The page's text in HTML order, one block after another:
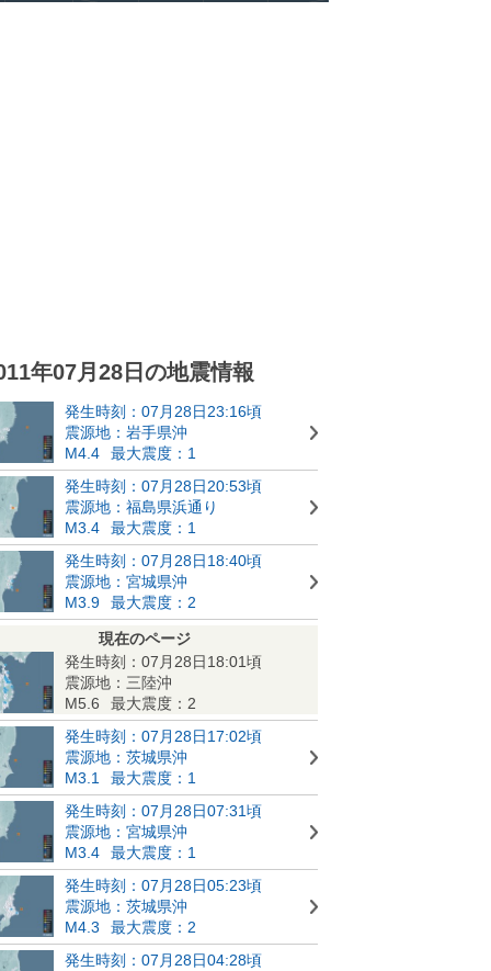
年07月28日の地震情報
発生時刻：07月28日23:16頃
震源地：岩手県沖
M4.4
最大震度：1
発生時刻：07月28日20:53頃
震源地：福島県浜通り
M3.4
最大震度：1
発生時刻：07月28日18:40頃
震源地：宮城県沖
M3.9
最大震度：2
現在のページ
発生時刻：07月28日18:01頃
震源地：三陸沖
M5.6
最大震度：2
発生時刻：07月28日17:02頃
震源地：茨城県沖
M3.1
最大震度：1
発生時刻：07月28日07:31頃
震源地：宮城県沖
M3.4
最大震度：1
発生時刻：07月28日05:23頃
震源地：茨城県沖
M4.3
最大震度：2
発生時刻：07月28日04:28頃